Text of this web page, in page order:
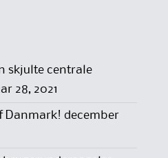
skjulte centrale
28, 2021
Danmark! december